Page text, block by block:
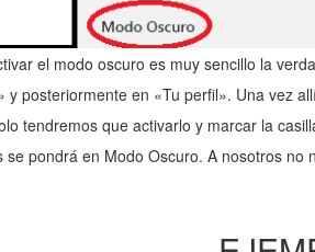
el modo oscuro es muy sencillo la
y posteriormente en «Tu perfil». Una vez
tendremos que activarlo y marcar la
se pondrá en Modo Oscuro. A nosotros